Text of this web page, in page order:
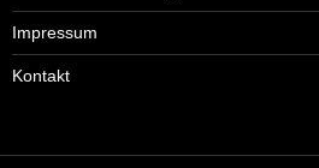
Impressum
Kontakt